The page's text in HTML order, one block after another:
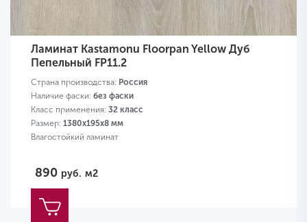
Ламинат Kastamonu Floorpan Yellow Дуб
Пепельный FP11.2
Страна производства: Россия
Наличие фаски: без фаски
Класс применения: 32 класс
Размер: 1380х195х8 мм
Влагостойкий ламинат
890 руб. м2